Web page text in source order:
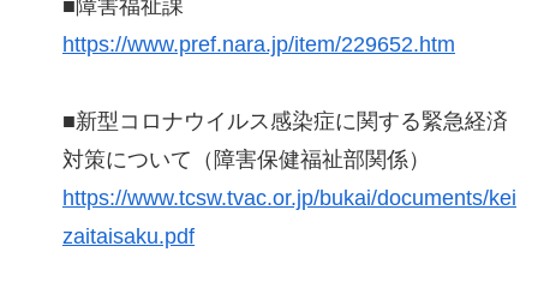
■障害福祉課
https://www.pref.nara.jp/item/229652.htm
■新型コロナウイルス感染症に関する緊急経済
対策について（障害保健福祉部関係）
https://www.tcsw.tvac.or.jp/bukai/documents/kei
zaitaisaku.pdf